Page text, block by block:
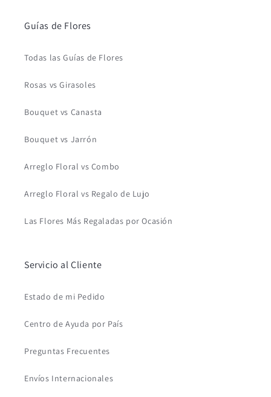
Guías de Flores
Todas las Guías de Flores
Rosas vs Girasoles
Bouquet vs Canasta
Bouquet vs Jarrón
Arreglo Floral vs Combo
Arreglo Floral vs Regalo de Lujo
Las Flores Más Regaladas por Ocasión
Servicio al Cliente
Estado de mi Pedido
Centro de Ayuda por País
Preguntas Frecuentes
Envíos Internacionales